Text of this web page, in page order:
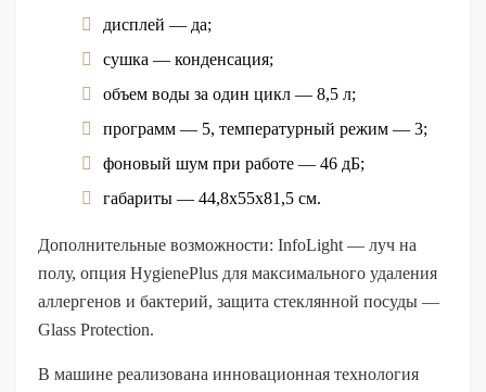
дисплей — да;
сушка — конденсация;
объем воды за один цикл — 8,5 л;
программ — 5, температурный режим — 3;
фоновый шум при работе — 46 дБ;
габариты — 44,8х55х81,5 см.
Дополнительные возможности: InfoLight — луч на
полу, опция HygienePlus для максимального удаления
аллергенов и бактерий, защита стеклянной посуды —
Glass Protection.
В машине реализована инновационная технология